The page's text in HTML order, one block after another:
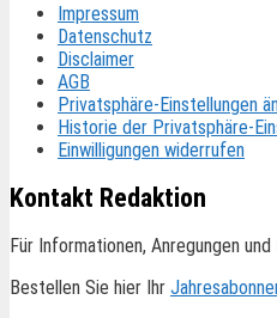
Impressum
Datenschutz
Disclaimer
AGB
Privatsphäre-Einstellungen
Historie der Privatsphäre-
Einwilligungen widerrufen
Kontakt Redaktion
Für Informationen, Anregungen
Bestellen Sie hier Ihr